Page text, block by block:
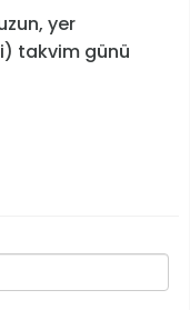
yer
takvim günü